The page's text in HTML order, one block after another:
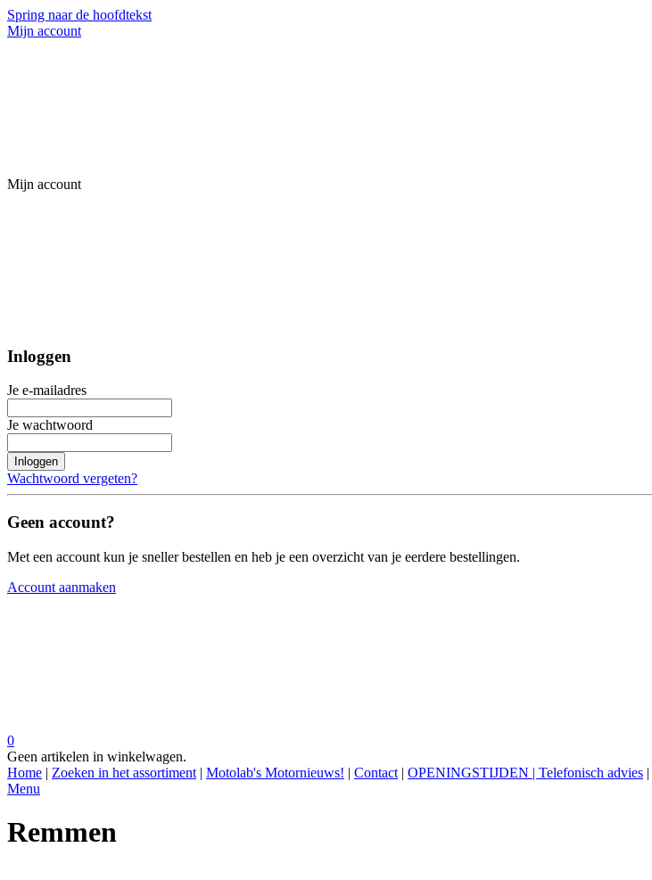
Spring naar de hoofdtekst
Mijn account
Mijn account
Inloggen
Je e-mailadres
Je wachtwoord
Inloggen
Wachtwoord vergeten?
Geen account?
Met een account kun je sneller bestellen en heb je een overzicht van je eerdere bestellingen.
Account aanmaken
0
Geen artikelen in winkelwagen.
Home | Zoeken in het assortiment | Motolab's Motornieuws! | Contact | OPENINGSTIJDEN | Telefonisch advies |
Menu
Remmen